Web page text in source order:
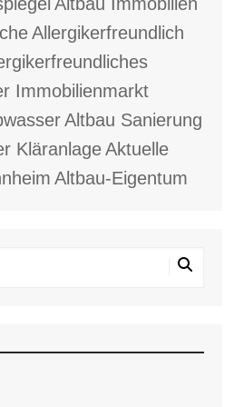
Allergikerfreundlich
Immobilienmarkt
Altbau Sanierung
KläranlageAktuelle
Altbau-Eigentum